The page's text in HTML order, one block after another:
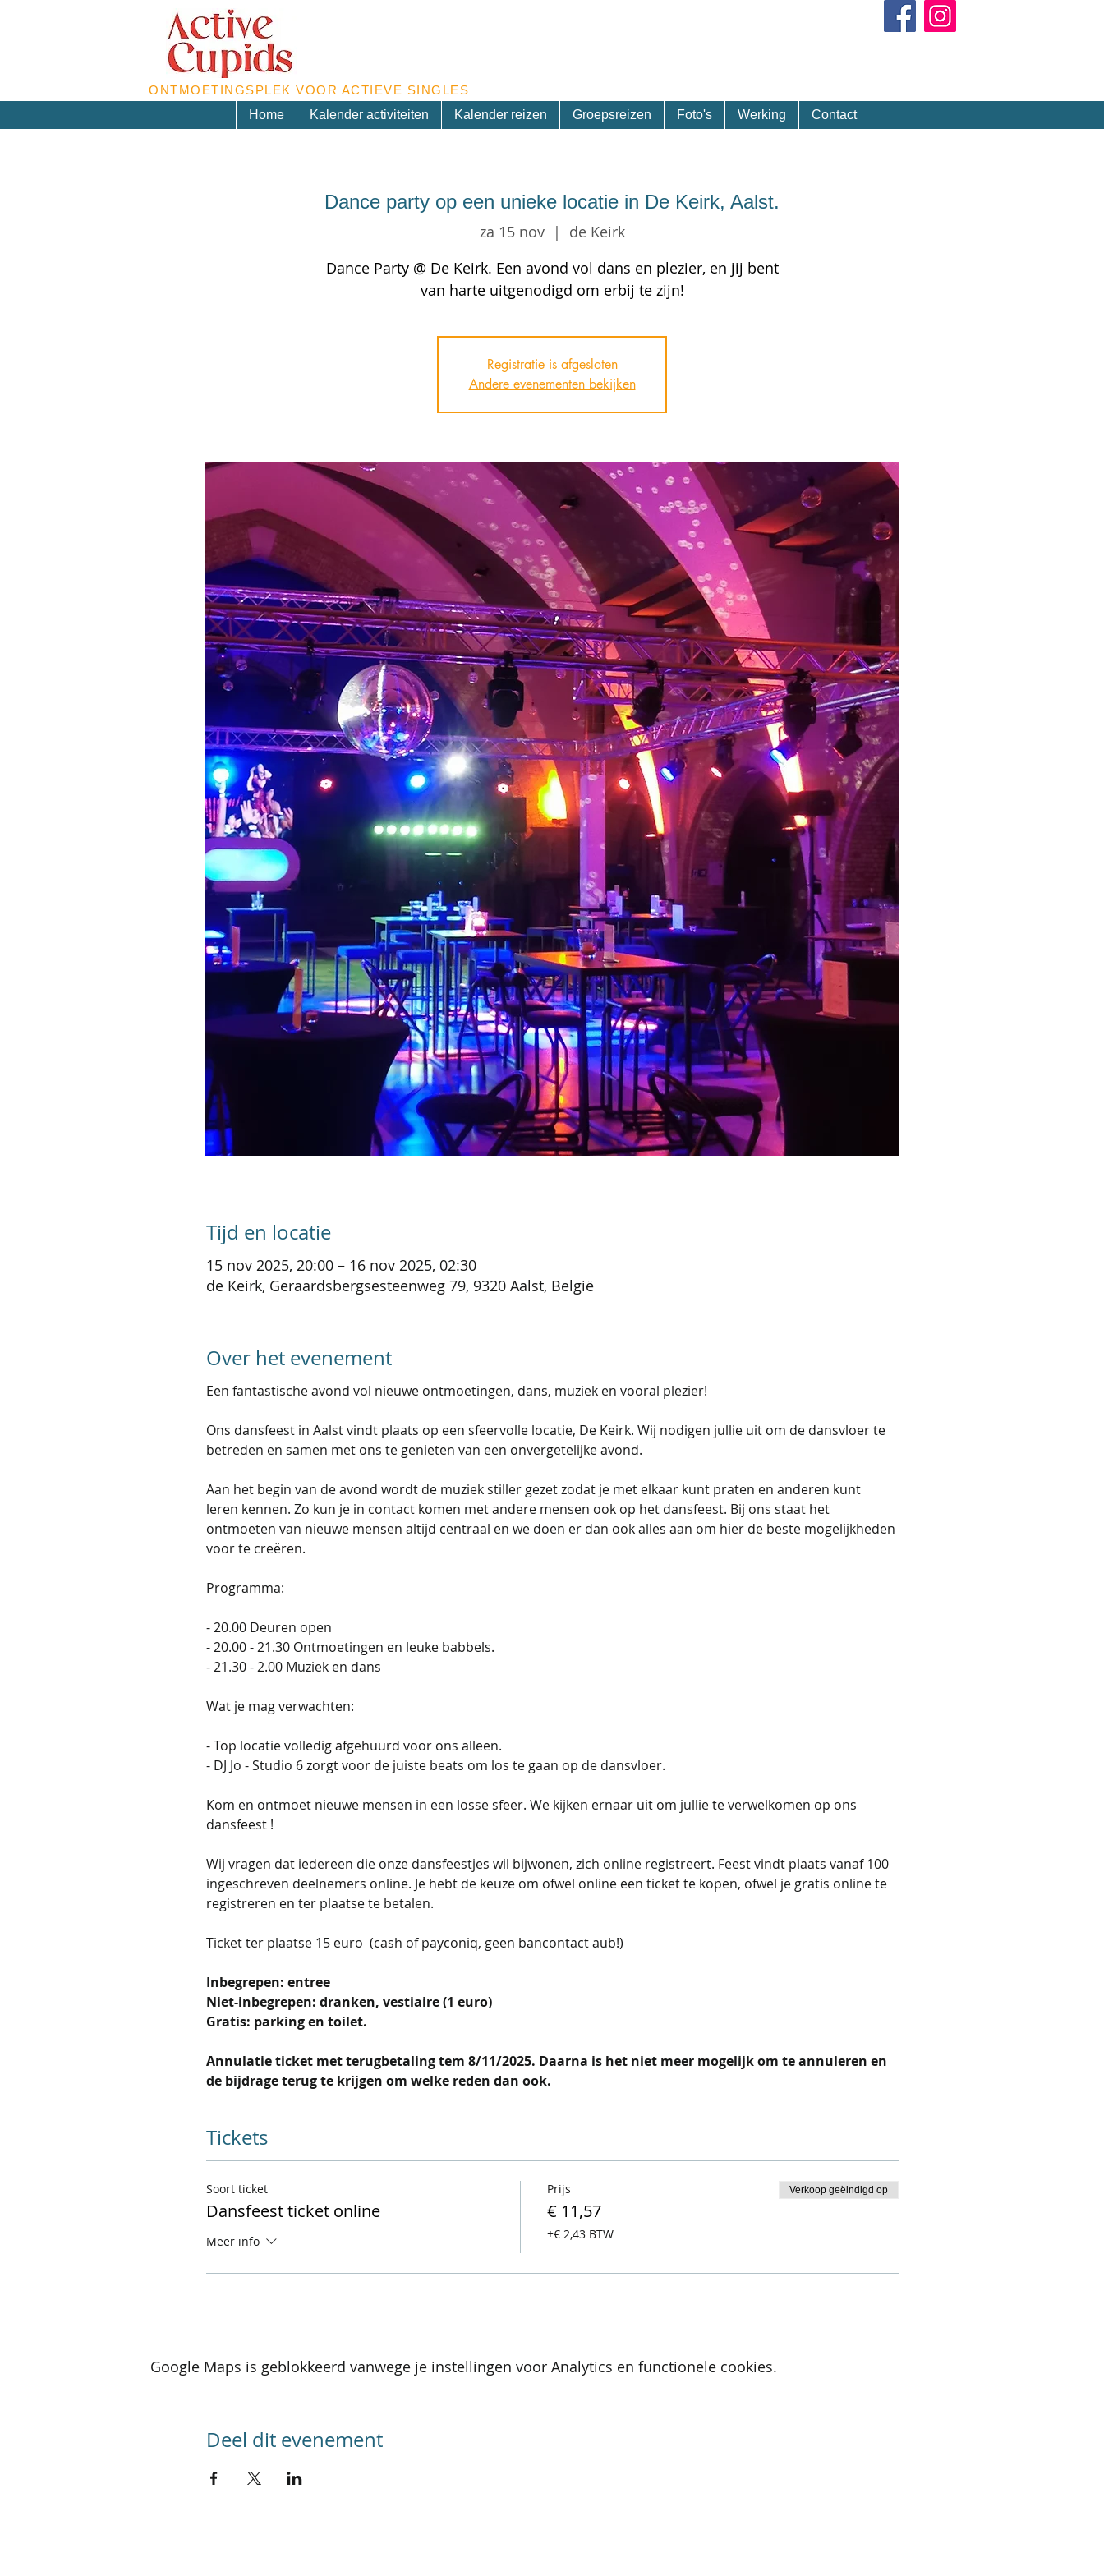
ONTMOETINGSPLEK VOOR ACTIEVE SINGLES
Home
Kalender activiteiten Kalender reizen Groepsreizen Foto's Werking Contact
Dance party op een unieke locatie in De Keirk, Aalst.
za 15 nov
  |
de Keirk
Dance Party @ De Keirk. Een avond vol dans en plezier, en jij bent
van harte uitgenodigd om erbij te zijn!
Registratie is afgesloten
Andere evenementen bekijken
Tijd en locatie
15 nov 2025, 20:00 – 16 nov 2025, 02:30
de Keirk, Geraardsbergsesteenweg 79, 9320 Aalst, België
Over het evenement
Een fantastische avond vol nieuwe ontmoetingen, dans, muziek en vooral plezier!
Ons dansfeest in Aalst vindt plaats op een sfeervolle locatie, De Keirk. Wij nodigen jullie uit om de dansvloer te
betreden en samen met ons te genieten van een onvergetelijke avond.
Aan het begin van de avond wordt de muziek stiller gezet zodat je met elkaar kunt praten en anderen kunt
leren kennen. Zo kun je in contact komen met andere mensen ook op het dansfeest. Bij ons staat het
ontmoeten van nieuwe mensen altijd centraal en we doen er dan ook alles aan om hier de beste mogelijkheden
voor te creëren.
Programma:
- 20.00 Deuren open
- 20.00 - 21.30 Ontmoetingen en leuke babbels.
- 21.30 - 2.00 Muziek en dans
Wat je mag verwachten:
- Top locatie volledig afgehuurd voor ons alleen.
- DJ Jo - Studio 6 zorgt voor de juiste beats om los te gaan op de dansvloer.
Kom en ontmoet nieuwe mensen in een losse sfeer. We kijken ernaar uit om jullie te verwelkomen op ons
dansfeest !
Wij vragen dat iedereen die onze dansfeestjes wil bijwonen, zich online registreert. Feest vindt plaats vanaf 100
ingeschreven deelnemers online. Je hebt de keuze om ofwel online een ticket te kopen, ofwel je gratis online te
registreren en ter plaatse te betalen.
Ticket ter plaatse 15 euro  (cash of payconiq, geen bancontact aub!)
Inbegrepen: entree
Niet-inbegrepen: dranken, vestiaire (1 euro)
Gratis: parking en toilet.
Annulatie ticket met terugbetaling tem 8/11/2025. Daarna is het niet meer mogelijk om te annuleren en
de bijdrage terug te krijgen om welke reden dan ook.
Tickets
Soort ticket
Dansfeest ticket online
Meer info
Prijs
€ 11,57
+€ 2,43 BTW
Verkoop geëindigd op
Google Maps is geblokkeerd vanwege je instellingen voor Analytics en functionele cookies.
Deel dit evenement